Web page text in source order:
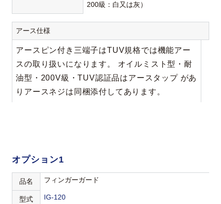
200級：白又は灰）
アース仕様
アースピン付き三端子はTUV規格では機能アー
スの取り扱いになります。 オイルミスト型・耐
油型・200V級・TUV認証品はアースタップ があ
りアースネジは同梱添付してあります。
オプション1
品名 フィンガーガード
型式 IG-120